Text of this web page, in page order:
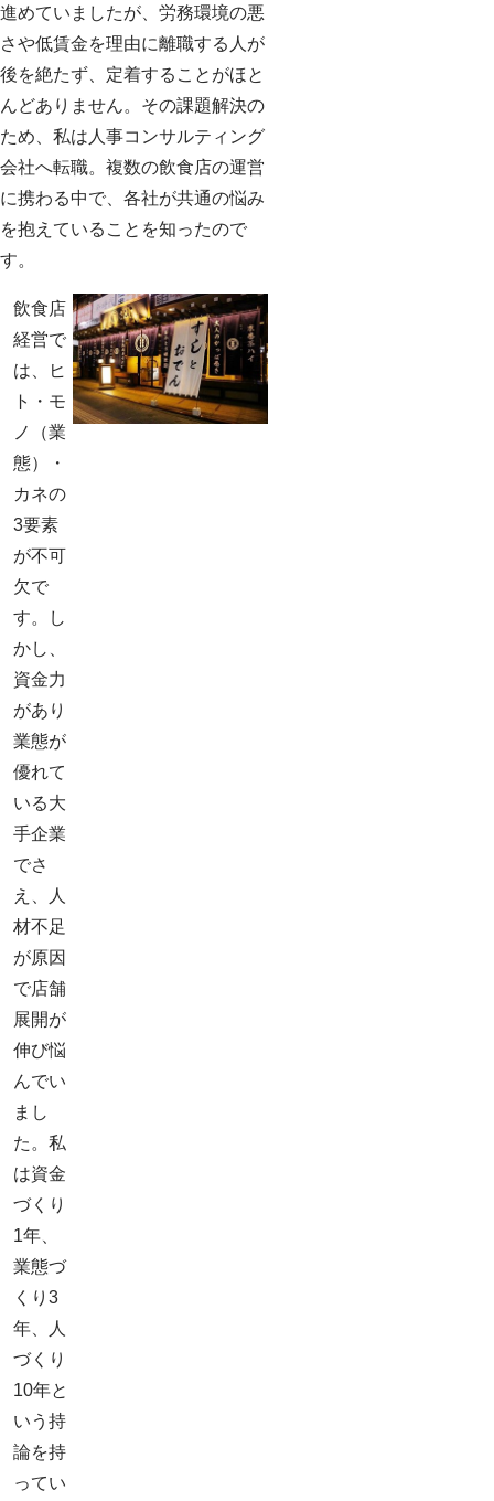
進めていましたが、労務環境の悪
さや低賃金を理由に離職する人が
後を絶たず、定着することがほと
んどありません。その課題解決の
ため、私は人事コンサルティング
会社へ転職。複数の飲食店の運営
に携わる中で、各社が共通の悩み
を抱えていることを知ったので
す。
飲食店
経営で
は、ヒ
ト・モ
ノ（業
態）・
カネの
3要素
が不可
欠で
す。し
かし、
資金力
があり
業態が
優れて
いる大
手企業
でさ
え、人
材不足
が原因
で店舗
展開が
伸び悩
んでい
まし
た。私
は資金
づくり
1年、
業態づ
くり3
年、人
づくり
10年と
いう持
論を持
ってい